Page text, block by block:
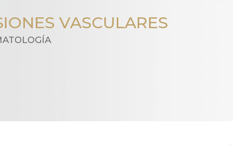
VASCULARES